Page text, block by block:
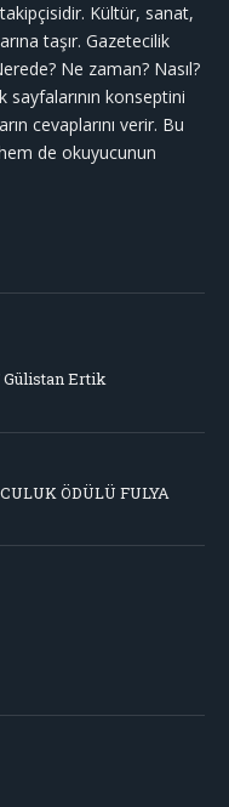
Kültür, sanat,
taşır. Gazetecilik
Ne zaman? Nasıl?
konseptini
cevaplarını verir. Bu
de okuyucunun
Ertik
ÖDÜLÜ FULYA